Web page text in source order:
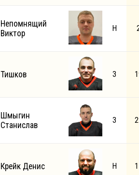
Непомнящий
Виктор
Н
Тишков З
Шмыгин
Станислав
З
Крейк Денис Н